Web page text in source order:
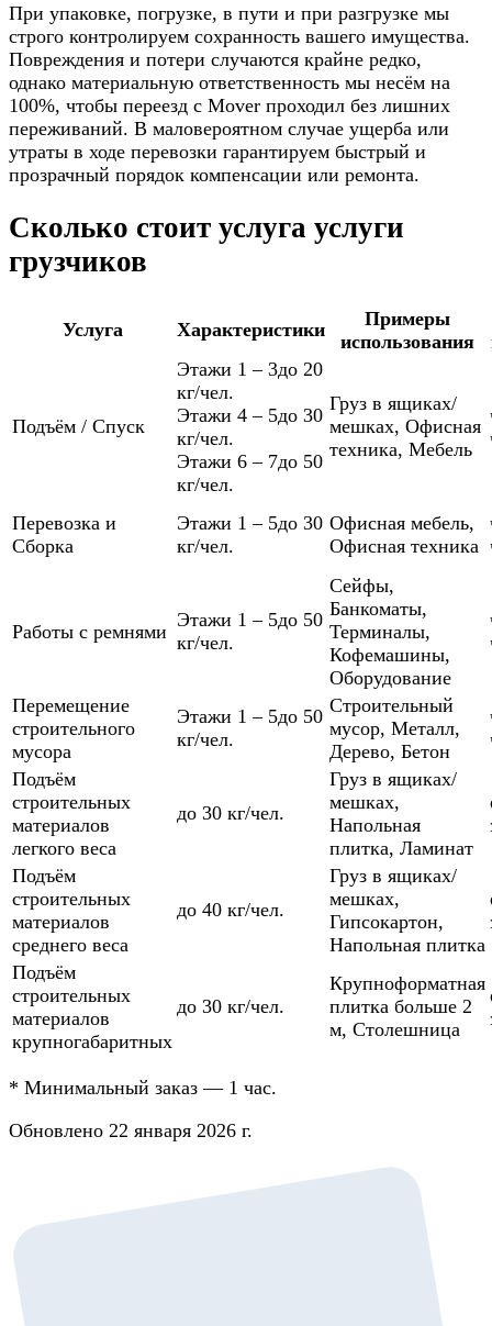
При упаковке, погрузке, в пути и при разгрузке мы
строго контролируем сохранность вашего имущества.
Повреждения и потери случаются крайне редко,
однако материальную ответственность мы несём на
100%, чтобы переезд с Mover проходил без лишних
переживаний. В маловероятном случае ущерба или
утраты в ходе перевозки гарантируем быстрый и
прозрачный порядок компенсации или ремонта.
Сколько стоит услуга услуги
грузчиков
Услуга Характеристики
Примеры
использования
Подъём / Спуск
Этажи 1 – 3до 20
кг/чел.
Этажи 4 – 5до 30
кг/чел.
Этажи 6 – 7до 50
кг/чел.
Груз в ящиках/
мешках, Офисная
техника, Мебель
Перевозка и
Сборка
Этажи 1 – 5до 30
кг/чел.
Офисная мебель,
Офисная техника
Работы с ремнями
Этажи 1 – 5до 50
кг/чел.
Сейфы,
Банкоматы,
Терминалы,
Кофемашины,
Оборудование
Перемещение
строительного
мусора
Этажи 1 – 5до 50
кг/чел.
Строительный
мусор, Металл,
Дерево, Бетон
Подъём
строительных
материалов
легкого веса
до 30 кг/чел.
Груз в ящиках/
мешках,
Напольная
плитка, Ламинат
Подъём
строительных
материалов
среднего веса
до 40 кг/чел.
Груз в ящиках/
мешках,
Гипсокартон,
Напольная плитка
Подъём
строительных
материалов
крупногабаритных
до 30 кг/чел.
Крупноформатная
плитка больше 2
м, Столешница
* Минимальный заказ — 1 час.
Обновлено 22 января 2026 г.